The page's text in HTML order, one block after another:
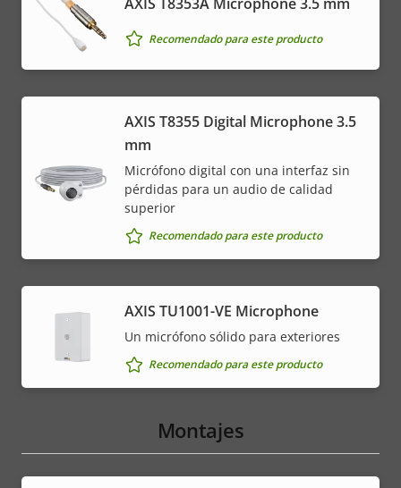
Recomendado para este producto
AXIS T8355 Digital Microphone 3.5
mm
Micrófono digital con una interfaz sin
pérdidas para un audio de calidad
superior
Recomendado para este producto
AXIS TU1001-VE Microphone
Un micrófono sólido para exteriores
Recomendado para este producto
Montajes